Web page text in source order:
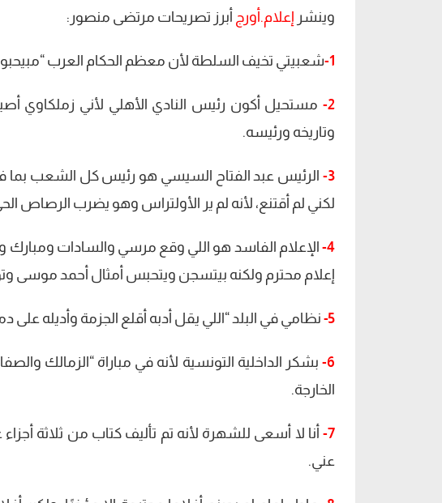
وينشر إعلام.أورج أبرز تصريحات مرتضى منصور:
1- شعبيتي تخيف السلطة لأن معظم الحكام العرب
2-
مستحيل أكون رئيس النادي الأهلي لأني زملكاوي
وتاريخه ورئيسه.
3- الرئيس عبد الفتاح السيسي هو رئيس كل الشعب بما
لكني لم أقتنع، لأنه لم ير الأولتراس وهو يضرب الرصاص
4- الإعلام الفاسد هو اللي وقع مرسي والسادات ومبارك
إعلام محترم ولكنه بيتسجن ويتحبس أمثال أحمد
5- نظامي في البلد “اللي يقل أدبه أقلع الجزمة وأديله على
6- بشكر الداخلية التونسية لأنه في مباراة “الزمالك
الخارجة.
7-
عني.